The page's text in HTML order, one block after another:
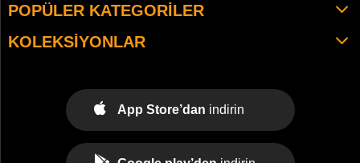
POPÜLER KATEGORILER
KOLEKSIYONLAR
App Store’dan indirin